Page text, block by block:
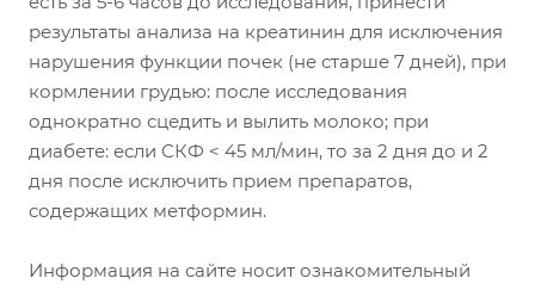
результаты анализа на креатинин для исключения
нарушения функции почек (не старше 7 дней), при
кормлении грудью: после исследования
однократно сцедить и вылить молоко; при
диабете: если СКФ < 45 мл/мин, то за 2 дня до и 2
дня после исключить прием препаратов,
содержащих метформин.
Информация на сайте носит ознакомительный